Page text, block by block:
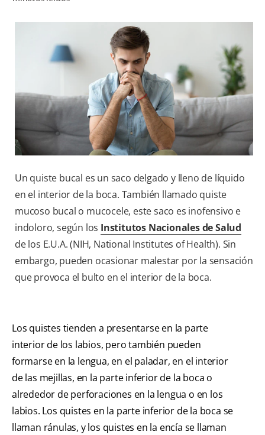
CORRESPONDENCIA DE PRODUCTOS
PROMOCIONES
CR (ES)
SUSCRÍBASE
Un quiste bucal es un saco delgado y lleno de líquido
en el interior de la boca. También llamado quiste
mucoso bucal o mucocele, este saco es inofensivo e
indoloro, según los Institutos Nacionales de Salud
de los E.U.A. (NIH, National Institutes of Health). Sin
embargo, pueden ocasionar malestar por la sensación
que provoca el bulto en el interior de la boca.
Los quistes tienden a presentarse en la parte
interior de los labios, pero también pueden
formarse en la lengua, en el paladar, en el interior
de las mejillas, en la parte inferior de la boca o
alrededor de perforaciones en la lengua o en los
labios. Los quistes en la parte inferior de la boca se
llaman ránulas, y los quistes en la encía se llaman